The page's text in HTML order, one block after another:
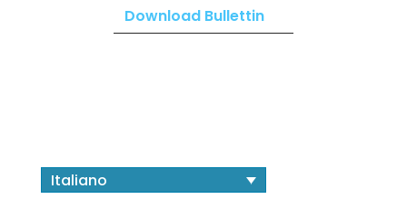
Download Bullettin
Italiano